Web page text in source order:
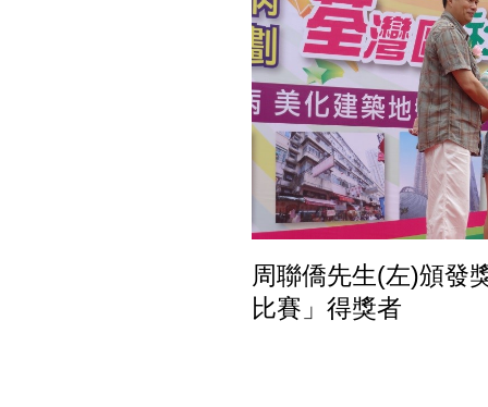
周聯僑先生(左)頒發
比賽」得獎者